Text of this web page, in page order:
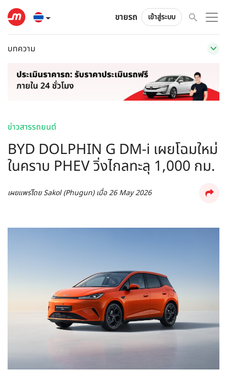
ขายรถ เข้าสู่ระบบ
บทความ
ข่าวสารรถยนต์
BYD DOLPHIN G DM-i เผยโฉมใหม่
ในคราบ PHEV วิ่งไกลทะลุ 1,000 กม.
เผยแพร่โดยSakol (Phugun) เมื่อ26 May 2026